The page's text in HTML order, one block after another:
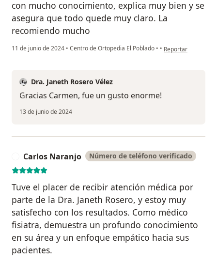
con mucho conocimiento, explica muy bien y se
asegura que todo quede muy claro. La
recomiendo mucho
11 de junio de 2024 • Centro de Ortopedia El Poblado • • en opinión del
Reportar
Dra. Janeth Rosero Vélez
Gracias Carmen, fue un gusto enorme!
13 de junio de 2024
Carlos Naranjo Número de teléfono verificado
Tuve el placer de recibir atención médica por
parte de la Dra. Janeth Rosero, y estoy muy
satisfecho con los resultados. Como médico
fisiatra, demuestra un profundo conocimiento
en su área y un enfoque empático hacia sus
pacientes.